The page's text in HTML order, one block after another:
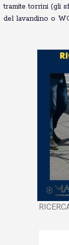
tramite torrini (gli
del lavandino o